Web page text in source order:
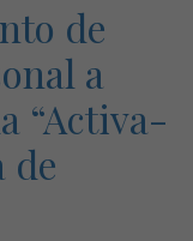
de
a
“Activa-
de